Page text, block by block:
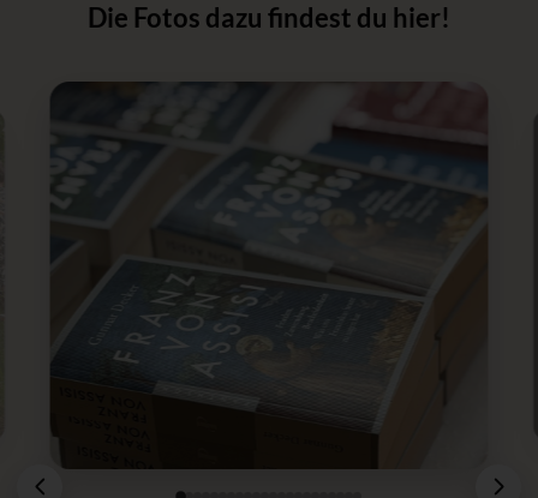
Die Fotos dazu findest du hier!